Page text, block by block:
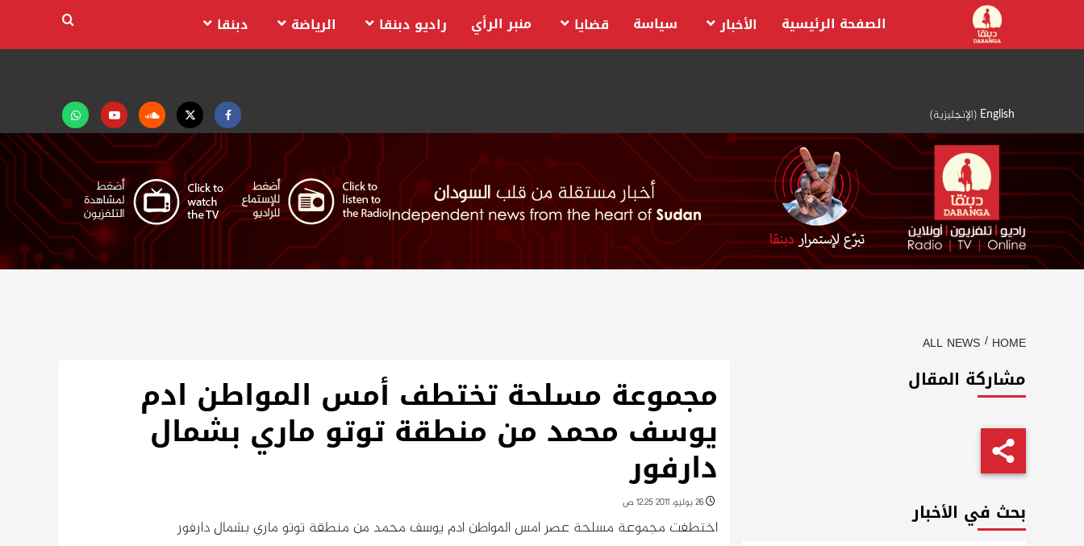
content
English
(الإنجليزية)
Facebook
Twitter
Soundcloud
Youtubeتابعنا
على
واتساب
الصفحة الرئيسية الأخبار سياسة قضايا منبر الرأي راديو دبنقا الرياضة دبنقا
HOME
ALL NEWS
مجموعة مسلحة تختطف أمس المواطن ادم
يوسف محمد من منطقة توتو ماري بشمال
دارفور
26 يوليو، 2011 12:25 ص
اختطفت مجموعة مسلحة عصر امس المواطن ادم يوسف محمد من منطقة توتو ماري بشمال دارفور
مشاركة المقال
بحث في الأخبار